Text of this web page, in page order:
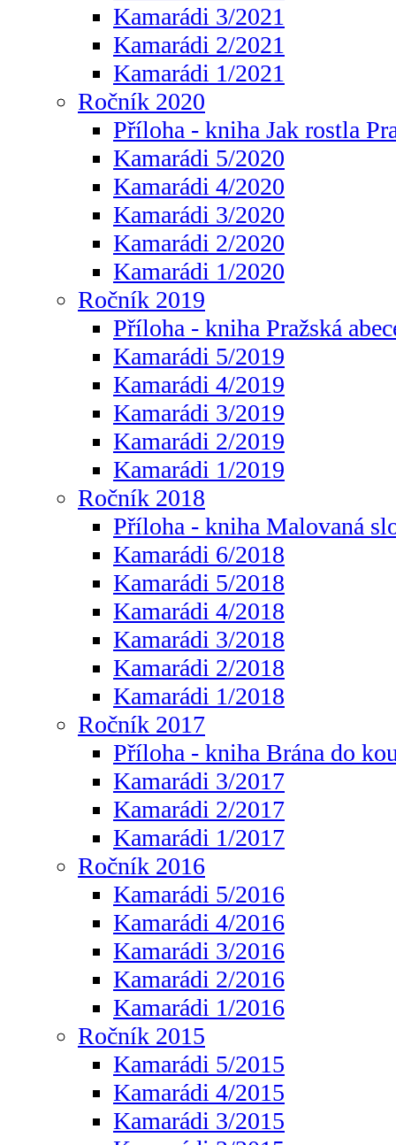
Kamarádi 3/2021
Kamarádi 2/2021
Kamarádi 1/2021
Ročník 2020
Příloha - kniha Jak rostla
Kamarádi 5/2020
Kamarádi 4/2020
Kamarádi 3/2020
Kamarádi 2/2020
Kamarádi 1/2020
Ročník 2019
Příloha - kniha Pražská
Kamarádi 5/2019
Kamarádi 4/2019
Kamarádi 3/2019
Kamarádi 2/2019
Kamarádi 1/2019
Ročník 2018
Příloha - kniha Malovaná
Kamarádi 6/2018
Kamarádi 5/2018
Kamarádi 4/2018
Kamarádi 3/2018
Kamarádi 2/2018
Kamarádi 1/2018
Ročník 2017
Příloha - kniha Brána do
Kamarádi 3/2017
Kamarádi 2/2017
Kamarádi 1/2017
Ročník 2016
Kamarádi 5/2016
Kamarádi 4/2016
Kamarádi 3/2016
Kamarádi 2/2016
Kamarádi 1/2016
Ročník 2015
Kamarádi 5/2015
Kamarádi 4/2015
Kamarádi 3/2015